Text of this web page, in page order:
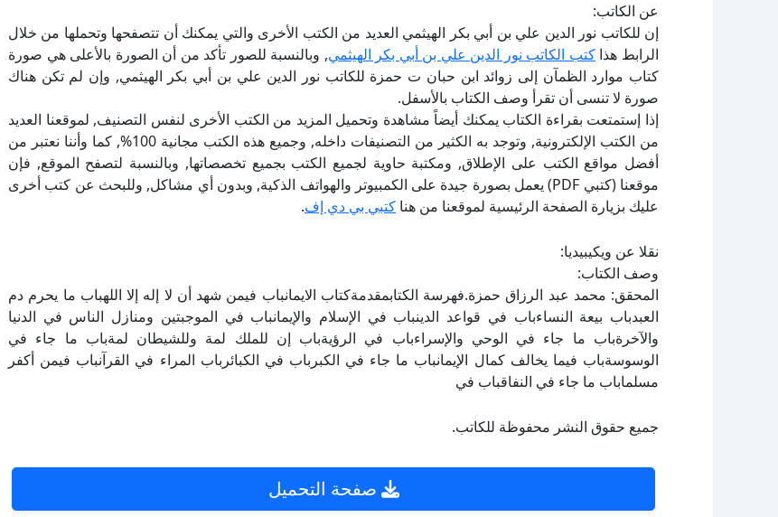
عن الكاتب:
إن للكاتب نور الدين علي بن أبي بكر الهيثمي العديد من الكتب الأخرى والتي يمكنك أن تتصفحها وتحملها من خلال
الرابط هذاكتب الكاتب نور الدين علي بن أبي بكر الهيثمي, وبالنسبة للصور تأكد من أن الصورة بالأعلى هي صورة
كتاب موارد الظمآن إلى زوائد ابن حبان ت حمزة للكاتب نور الدين علي بن أبي بكر الهيثمي, وإن لم تكن هناك
صورة لا تنسى أن تقرأ وصف الكتاب بالأسفل.
إذا إستمتعت بقراءة الكتاب يمكنك أيضاً مشاهدة وتحميل المزيد من الكتب الأخرى لنفس التصنيف, لموقعنا العديد
من الكتب الإلكترونية, وتوجد به الكثير من التصنيفات داخله, وجميع هذه الكتب مجانية 100%, كما وأننا نعتبر من
أفضل مواقع الكتب على الإطلاق, ومكتبة حاوية لجميع الكتب بجميع تخصصاتها, وبالنسبة لتصفح الموقع, فإن
موقعنا (كتبي PDF) يعمل بصورة جيدة على الكمبيوتر والهواتف الذكية, وبدون أي مشاكل, وللبحث عن كتب أخرى
عليك بزيارة الصفحة الرئيسية لموقعنا من هنا كتبي بي دي إف.
نقلا عن ويكيبيديا:
وصف الكتاب:
المحقق: محمد عبد الرزاق حمزة.فهرسة الكتابمقدمةكتاب الايمانباب فيمن شهد أن لا إله إلا اللهباب ما يحرم دم
العبدباب بيعة النساءباب في قواعد الدينباب في الإسلام والإيمانباب في الموجبتين ومنازل الناس في الدنيا
والآخرةباب ما جاء في الوحي والإسراءباب في الرؤيةباب إن للملك لمة وللشيطان لمةباب ما جاء في
الوسوسةباب فيما يخالف كمال الإيمانباب ما جاء في الكبرباب في الكبائرباب المراء في القرآنباب فيمن أكفر
مسلماباب ما جاء في النفاقباب في
جميع حقوق النشر محفوظة للكاتب.
صفحة التحميل